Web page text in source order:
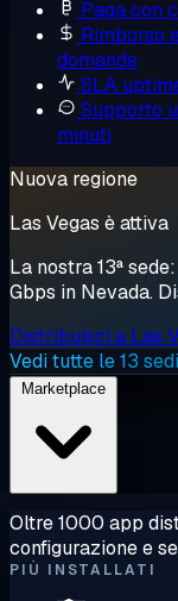
Paga con
Rimborso
domande
SLA
Supporto
minuti
Nuova regione
Las Vegas è attiva
La nostra 13ª
Gbps in Nevada.
Distribuisci a Las
Vedi tutte le 13
Oltre 1000 app
configurazione e
PIÙ INSTALLATI